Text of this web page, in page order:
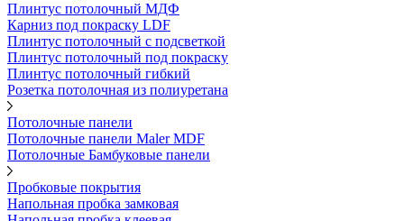
Плинтус потолочный МДФ
Карниз под покраску LDF
Плинтус потолочный с подсветкой
Плинтус потолочный под покраску
Плинтус потолочный гибкий
Розетка потолочная из полиуретана
Потолочные панели
Потолочные панели Maler MDF
Потолочные Бамбуковые панели
Пробковые покрытия
Напольная пробка замковая